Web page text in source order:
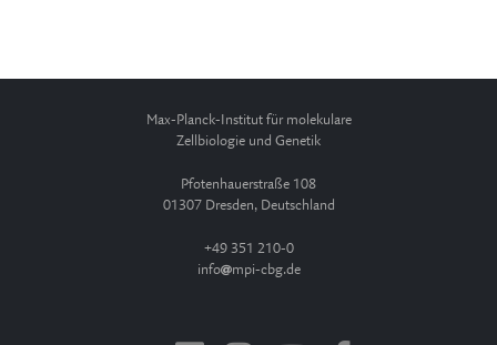
Max-Planck-Institut für molekulare
Zellbiologie und Genetik
Pfotenhauerstraße 108
01307 Dresden, Deutschland
+49 351 210-0
info
mpi-cbg.de